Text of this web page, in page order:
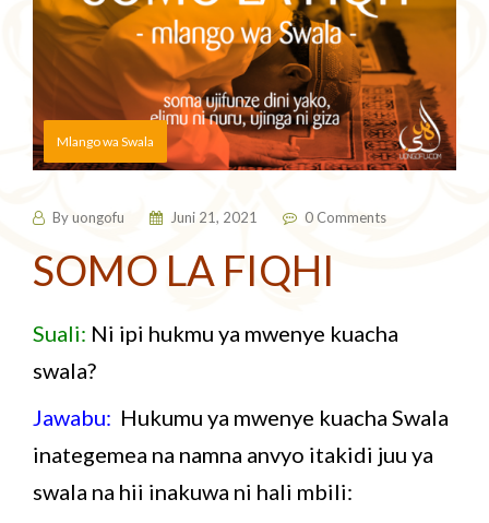
Mlango wa Swala
Byuongofu Juni 21, 2021 0 Comments
SOMO LA FIQHI
Suali: Ni ipi hukmu ya mwenye kuacha
swala?
Jawabu: Hukumu ya mwenye kuacha Swala
inategemea na namna anvyo itakidi juu ya
swala na hii inakuwa ni hali mbili: